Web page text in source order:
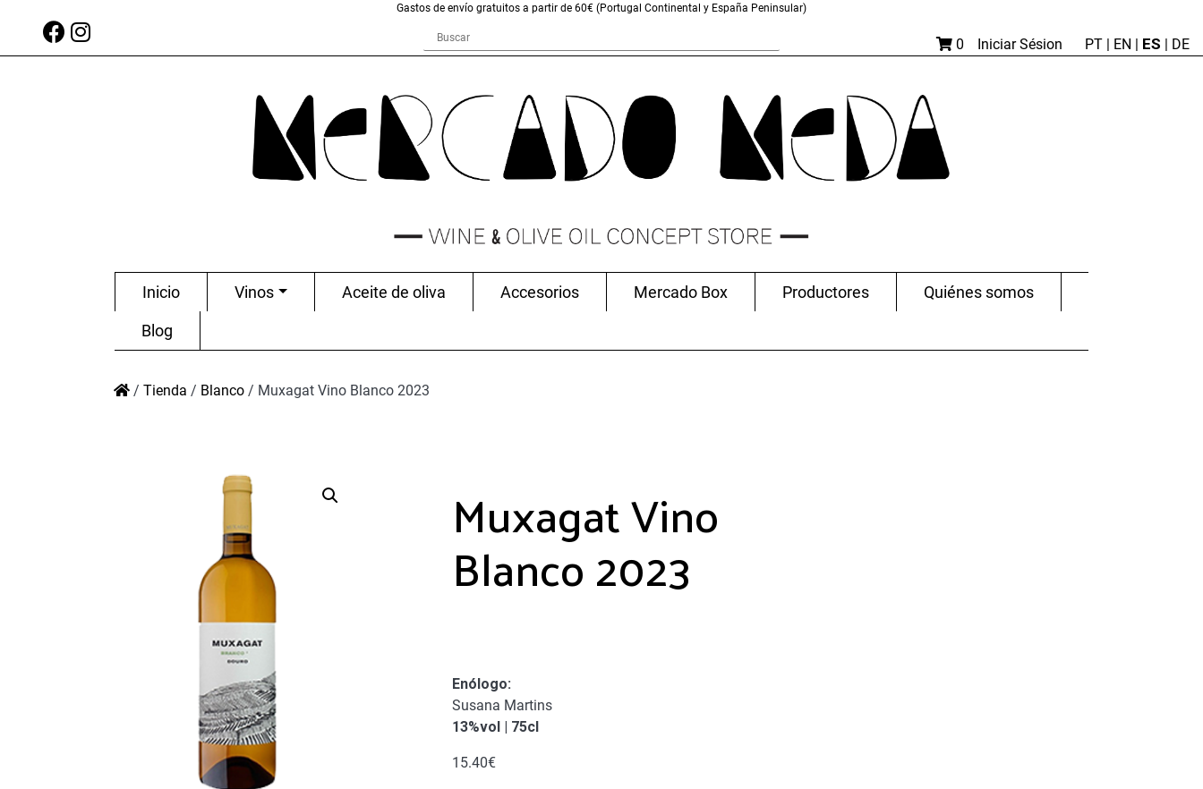
Gastos de envío gratuitos a partir de 60€ (Portugal Continental y España Peninsular)
0 Iniciar Sésion PT | EN | ES | DE
Inicio Vinos Aceite de oliva Accesorios Mercado Box Productores Quiénes somos
Blog
/ Tienda / Blanco / Muxagat Vino Blanco 2023
Muxagat Vino
Blanco 2023
Enólogo:
Susana Martins
13%vol | 75cl
15.40€